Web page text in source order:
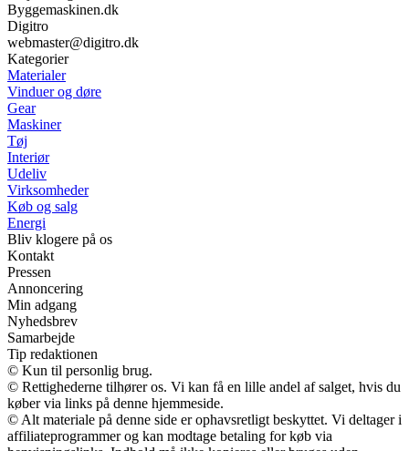
Byggemaskinen.dk
Digitro
webmaster@digitro.dk
Kategorier
Materialer
Vinduer og døre
Gear
Maskiner
Tøj
Interiør
Udeliv
Virksomheder
Køb og salg
Energi
Bliv klogere på os
Kontakt
Pressen
Annoncering
Min adgang
Nyhedsbrev
Samarbejde
Tip redaktionen
© Kun til personlig brug.
© Rettighederne tilhører os. Vi kan få en lille andel af salget, hvis du
køber via links på denne hjemmeside.
© Alt materiale på denne side er ophavsretligt beskyttet. Vi deltager i
affiliateprogrammer og kan modtage betaling for køb via